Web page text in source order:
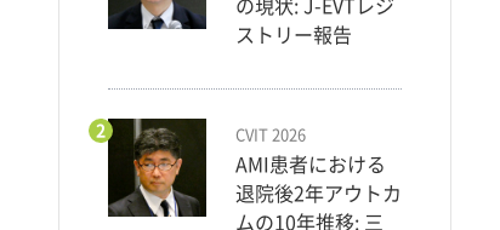
の現状: J-EVTレジ
ストリー報告
2 CVIT 2026
AMI患者における
退院後2年アウトカ
ムの10年推移: 三